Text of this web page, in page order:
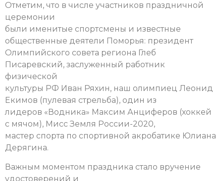
Отметим, что в числе участников праздничной
церемонии
были именитые спортсмены и известные
общественные деятели Поморья: президент
Олимпийского совета региона Глеб
Писаревский, заслуженный работник
физической
культуры РФ Иван Ряхин, наш олимпиец Леонид
Екимов (пулевая стрельба), один из
лидеров «Водника» Максим Анциферов (хоккей
с мячом), Мисс Земля России-2020,
мастер спорта по спортивной акробатике Юлиана
Дерягина.
Важным моментом праздника стало вручение
удостоверений и